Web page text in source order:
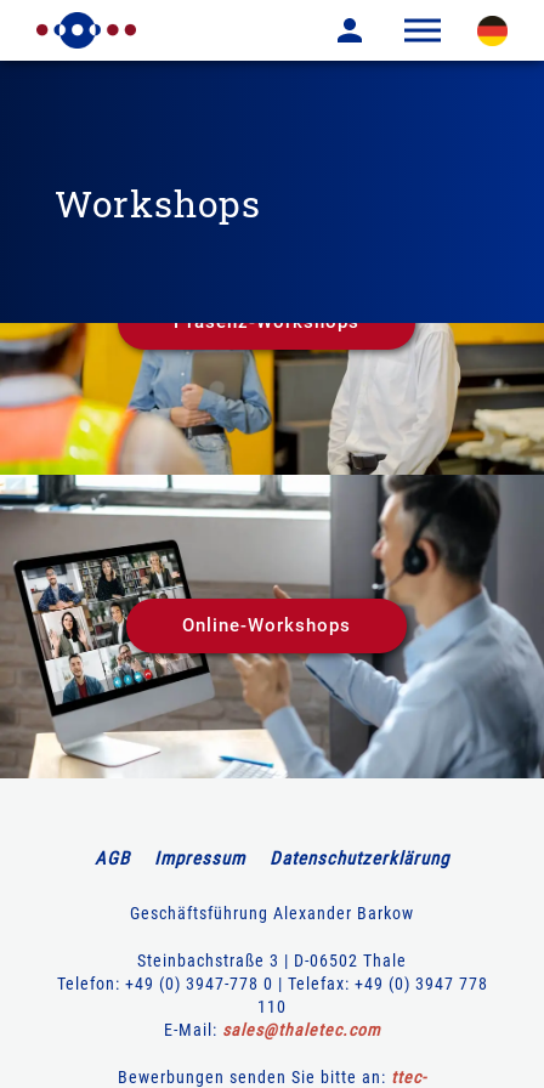
Workshops
Präsenz-Workshops
Online-Workshops
AGB Impressum Datenschutzerklärung
Geschäftsführung Alexander Barkow
Steinbachstraße 3 | D-06502 Thale
Telefon: +49 (0) 3947-778 0 | Telefax: +49 (0) 3947 778
110
E-Mail: sales@thaletec.com
Bewerbungen senden Sie bitte an: ttec-